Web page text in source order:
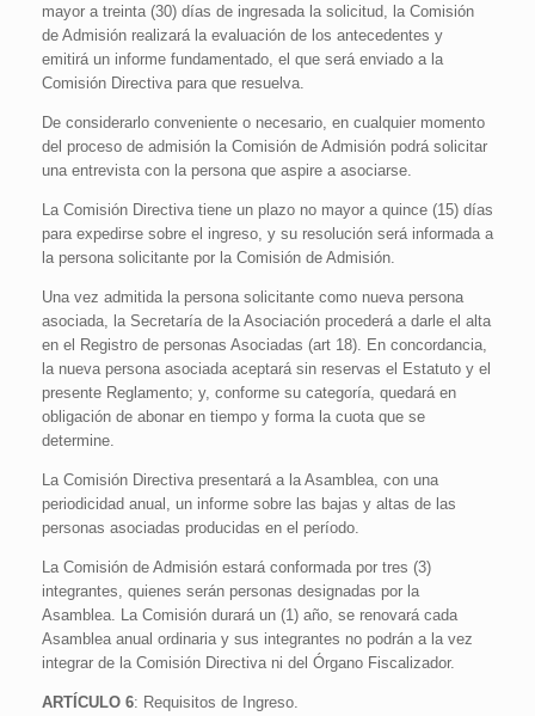
mayor a treinta (30) días de ingresada la solicitud, la Comisión
de Admisión realizará la evaluación de los antecedentes y
emitirá un informe fundamentado, el que será enviado a la
Comisión Directiva para que resuelva.
De considerarlo conveniente o necesario, en cualquier momento
del proceso de admisión la Comisión de Admisión podrá solicitar
una entrevista con la persona que aspire a asociarse.
La Comisión Directiva tiene un plazo no mayor a quince (15) días
para expedirse sobre el ingreso, y su resolución será informada a
la persona solicitante por la Comisión de Admisión.
Una vez admitida la persona solicitante como nueva persona
asociada, la Secretaría de la Asociación procederá a darle el alta
en el Registro de personas Asociadas (art 18). En concordancia,
la nueva persona asociada aceptará sin reservas el Estatuto y el
presente Reglamento; y, conforme su categoría, quedará en
obligación de abonar en tiempo y forma la cuota que se
determine.
La Comisión Directiva presentará a la Asamblea, con una
periodicidad anual, un informe sobre las bajas y altas de las
personas asociadas producidas en el período.
La Comisión de Admisión estará conformada por tres (3)
integrantes, quienes serán personas designadas por la
Asamblea. La Comisión durará un (1) año, se renovará cada
Asamblea anual ordinaria y sus integrantes no podrán a la vez
integrar de la Comisión Directiva ni del Órgano Fiscalizador.
ARTÍCULO 6: Requisitos de Ingreso.